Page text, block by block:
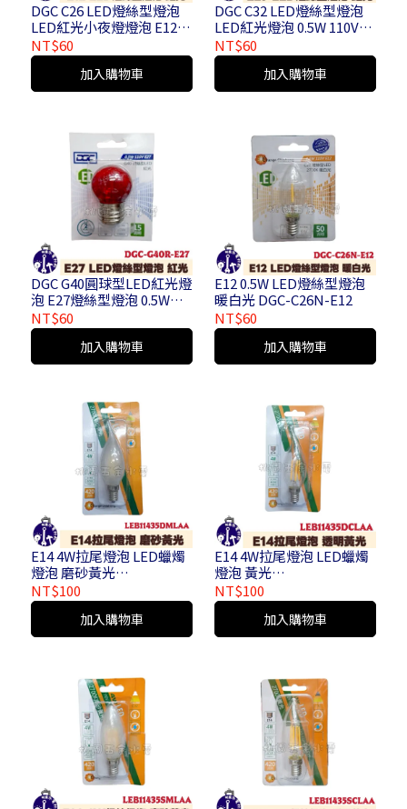
DGC C26 LED燈絲型燈泡
LED紅光小夜燈燈泡 E12燈
泡 DGC-C26R-E12
NT$60
加入購物車
DGC C32 LED燈絲型燈泡
LED紅光燈泡 0.5W 110V
E27燈泡 DGC-C32R-E27
NT$60
加入購物車
DGC G40圓球型LED紅光燈
泡 E27燈絲型燈泡 0.5W
110V 圓球燈泡 DGC-G40R-
E27
NT$60
加入購物車
E12 0.5W LED燈絲型燈泡
暖白光 DGC-C26N-E12
NT$60
加入購物車
E14 4W拉尾燈泡 LED蠟燭
燈泡 磨砂黃光
LEB11435DMLAA
NT$100
加入購物車
E14 4W拉尾燈泡 LED蠟燭
燈泡 黃光
LEB11435DCLAA
NT$100
加入購物車